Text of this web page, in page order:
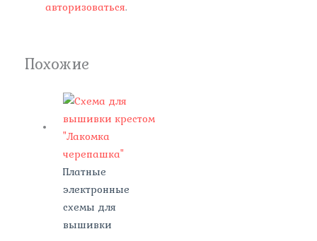
авторизоваться.
Похожие
Платные
электронные
схемы для
вышивки